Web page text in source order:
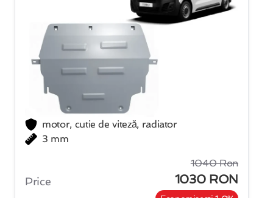
motor, cutie de viteză, radiator
3 mm
Price
1040 Ron
1030 RON